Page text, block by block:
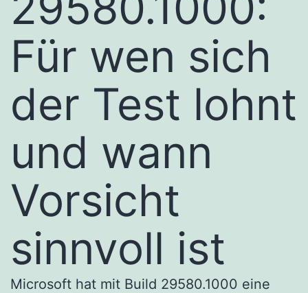
Für wen sich
der Test lohnt
und wann
Vorsicht
sinnvoll ist
Microsoft hat mit Build 29580.1000 eine